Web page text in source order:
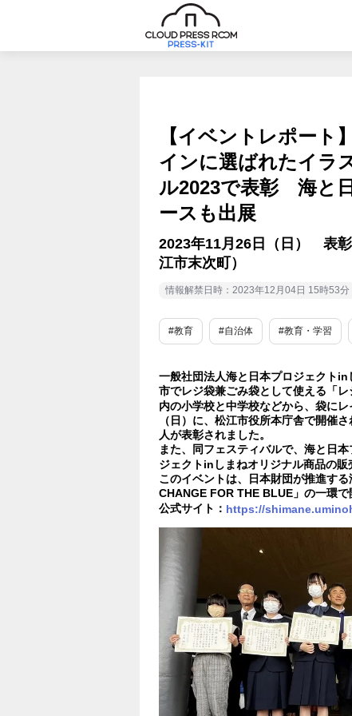
【イベントレポート
インに選ばれたイラ
ル2023で表彰 海と
ースも出展
2023年11月26日（日） 表
江市末次町）
情報解禁日時：2023年12月04日 15時53分
#教育 #自治体 #教育・学習
一般社団法人海と日本プロジェクト
市でレジ袋兼ごみ袋として使える「
内の小学校と中学校などから、袋に
（日）に、松江市役所本庁舎で開催
人が表彰されました。
また、同フェスティバルで、海と日
ジェクトinしまねオリジナル商品の販
このイベントは、日本財団が推進す
CHANGE FOR THE BLUE」の一環で
公式サイト： https://